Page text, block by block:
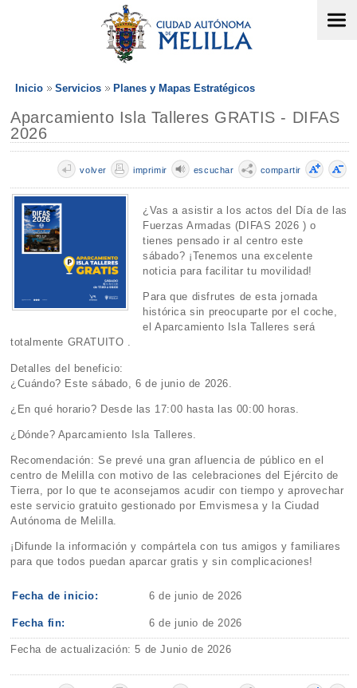
Inicio Servicios Planes y Mapas Estratégicos
Aparcamiento Isla Talleres GRATIS - DIFAS
2026
compartir
escuchar
imprimir
volver
¿Vas a asistir a los actos del Día de las
Fuerzas Armadas (DIFAS 2026 ) o
tienes pensado ir al centro este
sábado? ¡Tenemos una excelente
noticia para facilitar tu movilidad!
Para que disfrutes de esta jornada
histórica sin preocuparte por el coche,
el Aparcamiento Isla Talleres será
totalmente GRATUITO .
Detalles del beneficio:
¿Cuándo? Este sábado, 6 de junio de 2026.
¿En qué horario? Desde las 17:00 hasta las 00:00 horas.
¿Dónde? Aparcamiento Isla Talleres.
Recomendación: Se prevé una gran afluencia de público en el
centro de Melilla con motivo de las celebraciones del Ejército de
Tierra, por lo que te aconsejamos acudir con tiempo y aprovechar
este servicio gratuito gestionado por Emvismesa y la Ciudad
Autónoma de Melilla.
¡Difunde la información y compártela con tus amigos y familiares
para que todos puedan aparcar gratis y sin complicaciones!
Fecha de inicio: 6 de junio de 2026
Fecha fin: 6 de junio de 2026
Fecha de actualización: 5 de Junio de 2026